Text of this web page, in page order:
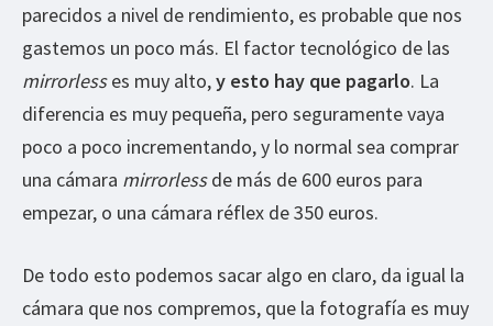
parecidos a nivel de rendimiento, es probable que nos
gastemos un poco más. El factor tecnológico de las
mirrorlesses muy alto,y esto hay que pagarlo. La
diferencia es muy pequeña, pero seguramente vaya
poco a poco incrementando, y lo normal sea comprar
una cámara mirrorlessde más de 600 euros para
empezar, o una cámara réflex de 350 euros.
De todo esto podemos sacar algo en claro, da igual la
cámara que nos compremos, que la fotografía es muy